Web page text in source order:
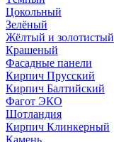
Цокольный
Зелёный
Жёлтый и золотистый
Крашеный
Фасадные панели
Кирпич Прусский
Кирпич Балтийский
Фагот ЭКО
Шотландия
Кирпич Клинкерный
Камень